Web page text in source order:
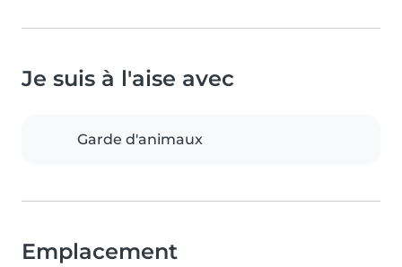
Je suis à l'aise avec
Garde d'animaux
Emplacement